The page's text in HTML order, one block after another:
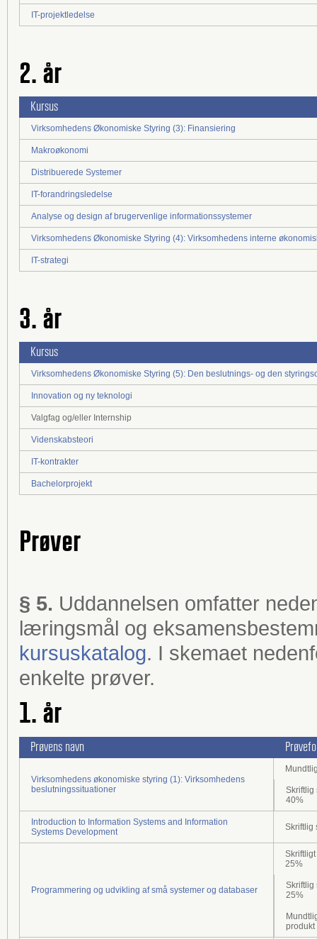
IT-projektledelse
2. år
Kursus
Virksomhedens Økonomiske Styring (3): Finansiering
Makroøkonomi
Distribuerede Systemer
IT-forandringsledelse
Analyse og design af brugervenlige informationssystemer
Virksomhedens Økonomiske Styring (4): Virksomhedens interne
IT-strategi
3. år
Kursus
Virksomhedens Økonomiske Styring (5): Den beslutnings- og den
Innovation og ny teknologi
Valgfag og/eller Internship
Videnskabsteori
IT-kontrakter
Bachelorprojekt
Prøver
§ 5. Uddannelsen omfatter
læringsmål og
kursuskatalog. I skemaet
enkelte prøver.
1. år
Prøvens navn
Virksomhedens økonomiske styring (1): Virksomhedens
beslutningssituationer
Skriftlig
40%
Introduction to Information Systems and Information
Systems Development
Skriftlig
Programmering og udvikling af små systemer og databaser
25%
Skriftlig
25%
produkt